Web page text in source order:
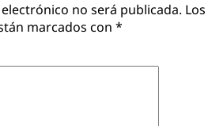
no será publicada. Los
marcados con *